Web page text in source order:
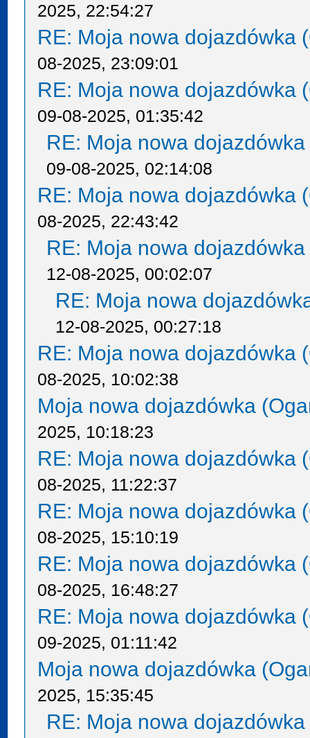
2025, 22:54:27
RE: Moja nowa dojazdówka
08-2025, 23:09:01
RE: Moja nowa dojazdówka
09-08-2025, 01:35:42
RE: Moja nowa
09-08-2025, 02:14:08
RE: Moja nowa dojazdówka
08-2025, 22:43:42
RE: Moja nowa
12-08-2025, 00:02:07
RE: Moja nowa
12-08-2025, 00:27:18
RE: Moja nowa dojazdówka
08-2025, 10:02:38
Moja nowa dojazdówka
2025, 10:18:23
RE: Moja nowa dojazdówka
08-2025, 11:22:37
RE: Moja nowa dojazdówka
08-2025, 15:10:19
RE: Moja nowa dojazdówka
08-2025, 16:48:27
RE: Moja nowa dojazdówka
09-2025, 01:11:42
Moja nowa dojazdówka
2025, 15:35:45
RE: Moja nowa